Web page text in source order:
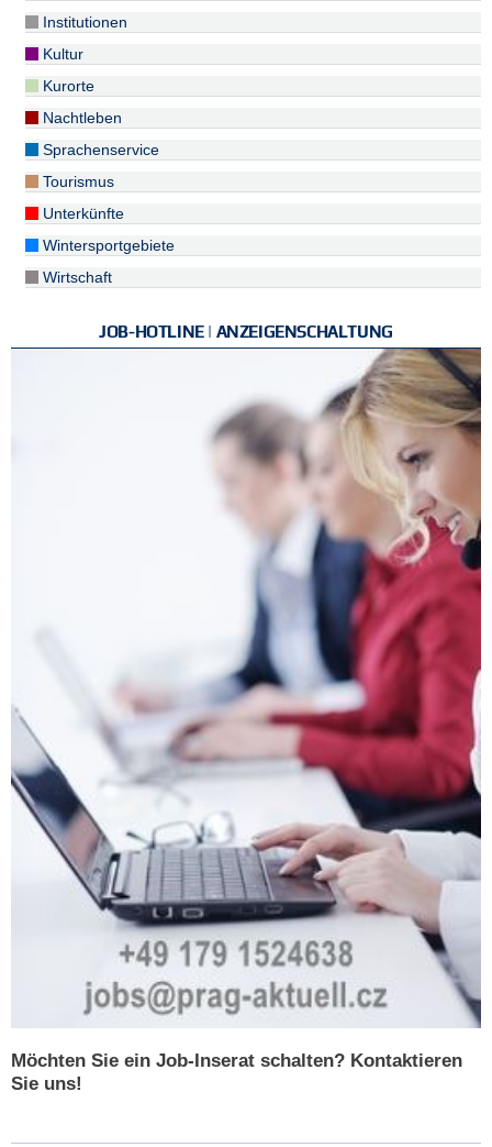
Institutionen
Kultur
Kurorte
Nachtleben
Sprachenservice
Tourismus
Unterkünfte
Wintersportgebiete
Wirtschaft
JOB-HOTLINE | ANZEIGENSCHALTUNG
Möchten Sie ein Job-Inserat schalten? Kontaktieren
Sie uns!